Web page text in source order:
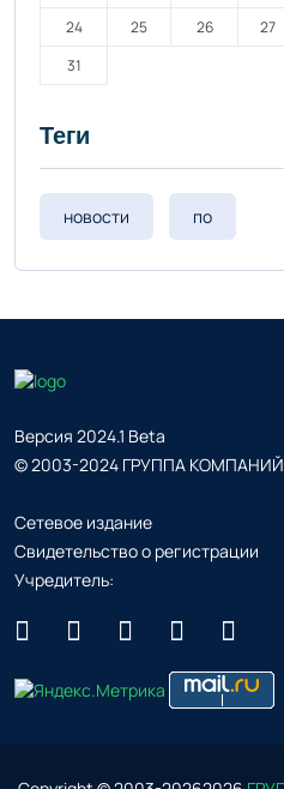
24
25 26 27
31
Теги
новости по
Версия 2024.1 Beta
© 2003-2024 ГРУППА КОМПАНИЙ
Сетевое издание
Свидетельство о регистрации
Учредитель: